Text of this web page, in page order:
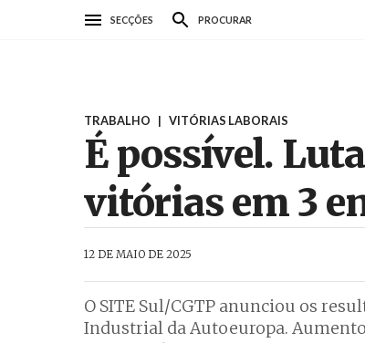
SECÇÕES PROCURAR
TRABALHO | VITÓRIAS LABORAIS
É possível.
vitórias em 3
12 DE MAIO DE 2025
O SITE Sul/CGTP anunciou os
Industrial da Autoeuropa.